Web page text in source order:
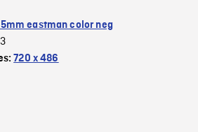
eastman color neg
720 x 486